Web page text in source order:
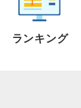
ランキング